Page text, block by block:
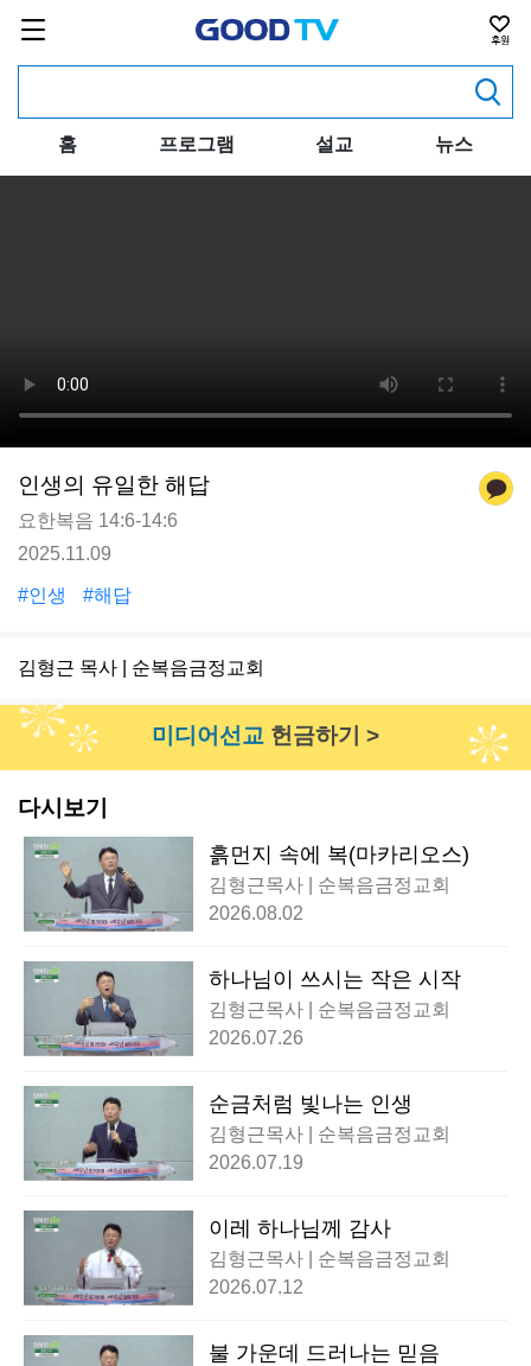
홈 프로그램 설교 뉴스
인생의 유일한 해답
요한복음 14:6-14:6
2025.11.09
#인생 #해답
김형근 목사 | 순복음금정교회
미디어선교 헌금하기 >
다시보기
흙먼지 속에 복(마카리오스)
김형근목사 | 순복음금정교회
2026.08.02
하나님이 쓰시는 작은 시작
김형근목사 | 순복음금정교회
2026.07.26
순금처럼 빛나는 인생
김형근목사 | 순복음금정교회
2026.07.19
이레 하나님께 감사
김형근목사 | 순복음금정교회
2026.07.12
불 가운데 드러나는 믿음